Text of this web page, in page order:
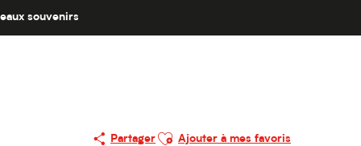
souvenirs
Partager
Ajouter aux favoris
Ajouter à mes favoris